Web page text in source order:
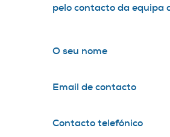
pelo contacto da equipa
O seu nome
Email de contacto
Contacto telefónico